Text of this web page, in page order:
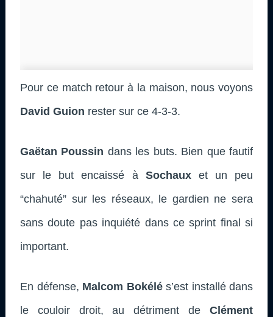
Pour ce match retour à la maison, nous voyons
David Guion rester sur ce 4-3-3.
Gaëtan Poussin dans les buts. Bien que fautif
sur le but encaissé à Sochauxet un peu
“chahuté” sur les réseaux, le gardien ne sera
sans doute pas inquiété dans ce sprint final si
important.
En défense, Malcom Bokélé s’est installé dans
le couloir droit, au détriment de Clément